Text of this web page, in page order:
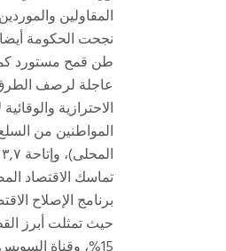
المقاولين
المحلى)، وإتاحة ٣,٧ مليار جنيه للهيئات الخدمية بما يُمكنها من الوفاء بالتزاماتها.
تماسك الاقتصاد
برنامج الإصلاح